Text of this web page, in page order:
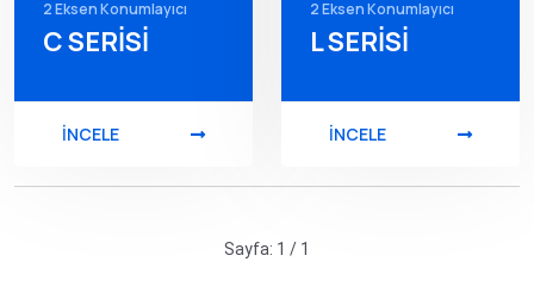
2 Eksen Konumlayıcı
C SERİSİ
İNCELE
2 Eksen Konumlayıcı
L SERİSİ
İNCELE
Sayfa: 1 / 1